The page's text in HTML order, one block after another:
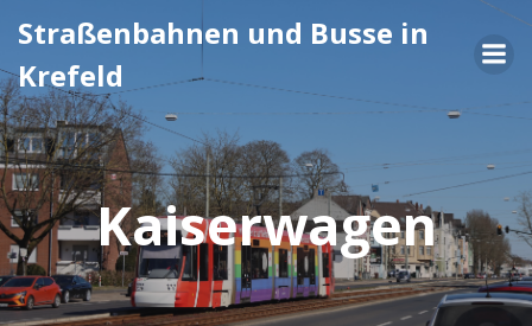
Inhalt
Straßenbahnen und Busse in
Krefeld
Kaiserwagen